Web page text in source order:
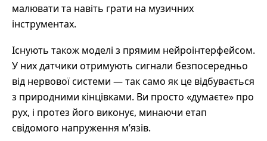
малювати та навіть грати на музичних
інструментах.
Існують також моделі з прямим нейроінтерфейсом.
У них датчики отримують сигнали безпосередньо
від нервової системи — так само як це відбувається
з природними кінцівками. Ви просто «думаєте» про
рух, і протез його виконує, минаючи етап
свідомого напруження м’язів.